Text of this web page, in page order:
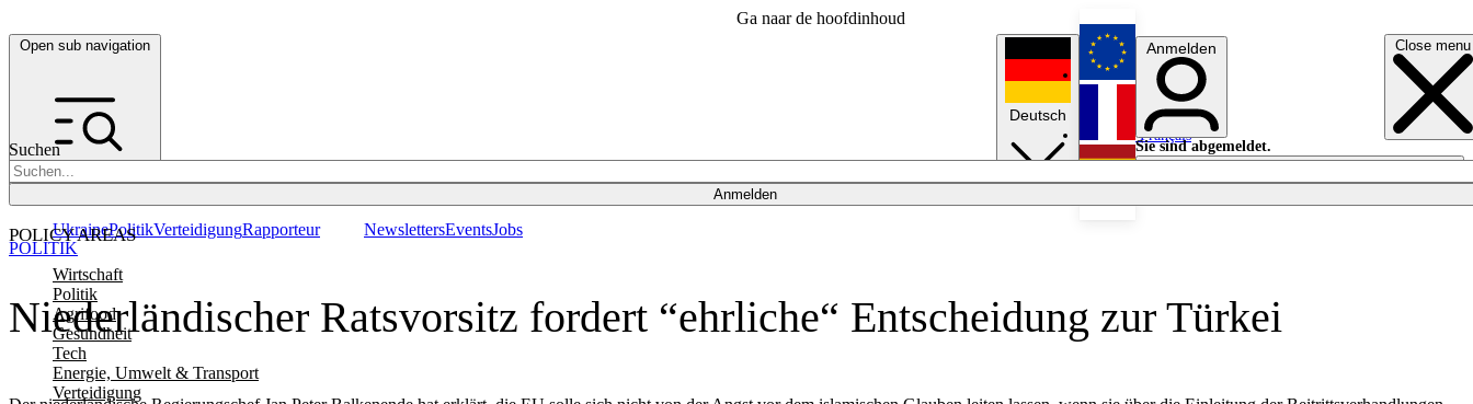
Ga naar de hoofdinhoud
Open sub navigation Close menu
Suchen
Anmelden
POLICY AREAS
Wirtschaft
Politik
Agrifood
Gesundheit
Tech
Energie, Umwelt & Transport
Verteidigung
UkrainePolitikVerteidigungRapporteur NewslettersEventsJobs
Deutsch
English
Français
Anmelden
Sie sind abgemeldet.
Anmelden
Licht aus
Niederländischer Ratsvorsitz fordert “ehrliche“ Entscheidung zur Türkei
POLITIK